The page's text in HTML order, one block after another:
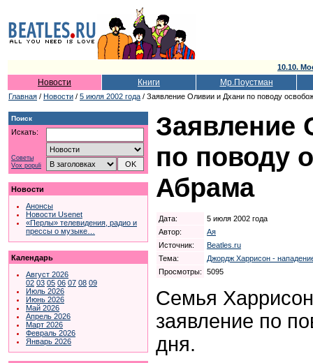
10.10.
Новости Книги Мр.Поустман
Главная / Новости / 5 июля 2002 года / Заявление Оливии и Дхани по поводу
Поиск
Искать:
Советы
Vox populi
Новости
Анонсы
Новости Usenet
«Перлы» телевидения, радио и
прессы о музыке…
Календарь
Август 2026
02 03 05 06 07 08 09
Июль 2026
Июнь 2026
Май 2026
Апрель 2026
Март 2026
Февраль 2026
Январь 2026
Заявление
по поводу
Абрама
Дата:
5 июля 2002 года
Автор:
Ая
Источник:
Beatles.ru
Тема:
Джордж Харрисон -
Просмотры:
5095
Семья
заявление по
дня.